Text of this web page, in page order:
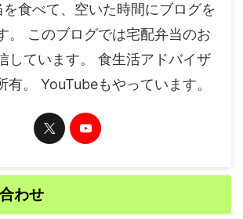
を食べて、空いた時間にブログを
。 このブログでは宅配弁当のお
しています。 食生活アドバイザ
有。 YouTubeもやっています。
わせ